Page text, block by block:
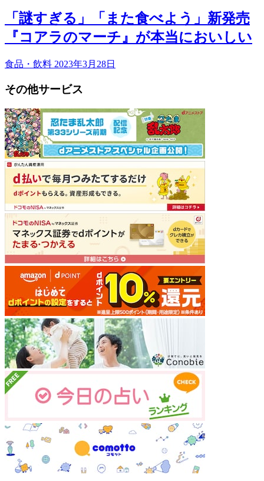
「謎すぎる」「また食べよう」新発売
『コアラのマーチ』が本当においしい
食品・飲料 2023年3月28日
その他サービス